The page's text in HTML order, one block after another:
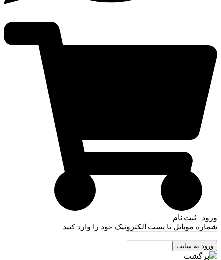
ورود | ثبت نام
شماره موبایل یا پست الکترونیک خود را وارد کنید
ورود به سایت